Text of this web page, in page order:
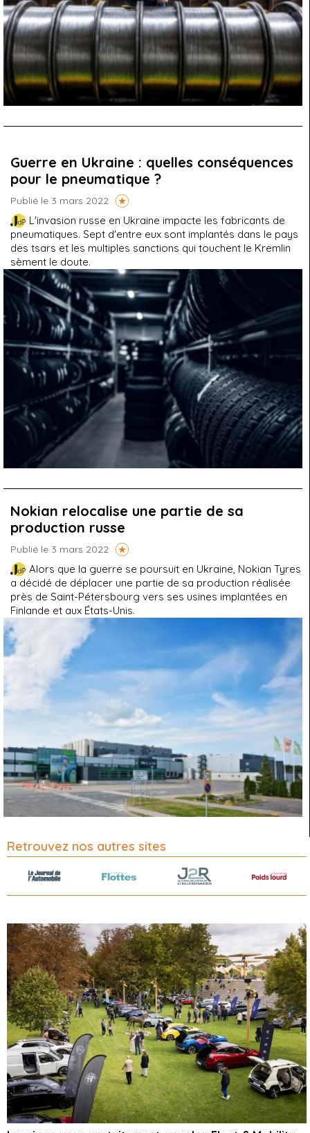
Guerre en Ukraine : quelles conséquences
pour le pneumatique ?
Publié le 3 mars 2022
L'invasion russe en Ukraine impacte les fabricants de
pneumatiques. Sept d'entre eux sont implantés dans le pays
des tsars et les multiples sanctions qui touchent le Kremlin
sèment le doute.
Nokian relocalise une partie de sa
production russe
Publié le 3 mars 2022
Alors que la guerre se poursuit en Ukraine, Nokian Tyres
a décidé de déplacer une partie de sa production réalisée
près de Saint-Pétersbourg vers ses usines implantées en
Finlande et aux États-Unis.
Retrouvez nos autres sites